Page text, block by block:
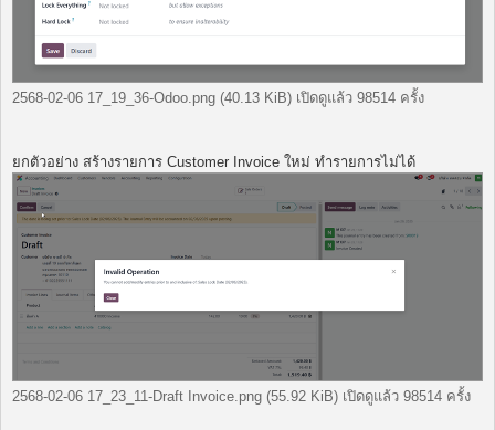
2568-02-06 17_19_36-Odoo.png (40.13 KiB) เปิดดูแล้ว 98514 ครั้ง
ยกตัวอย่าง สร้างรายการ Customer Invoice ใหม่ ทำรายการไม่ได้
2568-02-06 17_23_11-Draft Invoice.png (55.92 KiB) เปิดดูแล้ว 98514 ครั้ง